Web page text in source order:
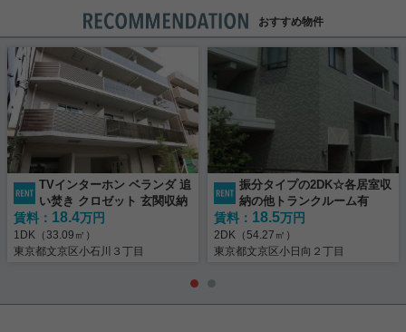
おすすめ物件
TVインターホン ベランダ 追
い焚き クロゼット 玄関収納
賃料： 18.4万円
1DK（33.09㎡）
東京都文京区小石川３丁目
振分タイプの2DK☆各居室収
納の他トランクルーム有
賃料： 18.5万円
2DK（54.27㎡）
東京都文京区小日向２丁目